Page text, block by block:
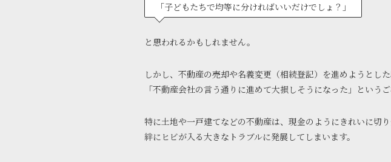
「子どもたちで均等に分ければいいだけでしょ？」
と思われるかもしれません。
しかし、不動産の売却や名義変更（相続登記）を進めようとし
「不動産会社の言う通りに進めて大損しそうになった」という
特に土地や一戸建てなどの不動産は、現金のようにきれいに切
絆にヒビが入る大きなトラブルに発展してしまいます。